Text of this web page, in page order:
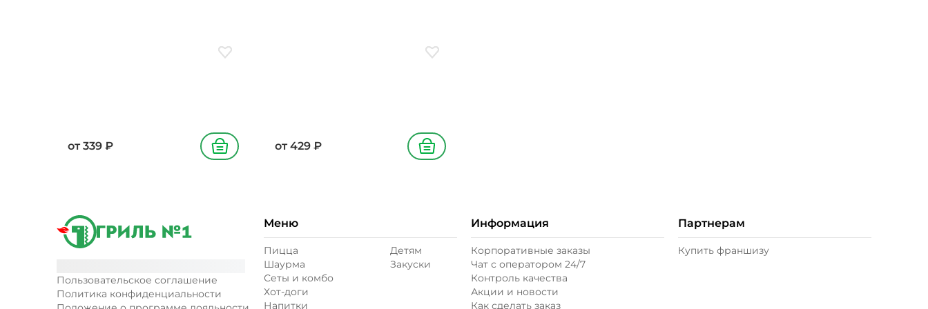
Добавить в избранное
от 339 ₽ В корзину
Добавить в избранное
от 429 ₽ В корзину
Пользовательское соглашение
Политика конфиденциальности
Меню
Пицца
Шаурма
Сеты и комбо
Хот-доги
Напитки
Детям
Закуски
Информация
Корпоративные заказы
Чат с оператором 24/7
Контроль качества
Акции и новости
Как сделать заказ
Партнерам
Купить франшизу